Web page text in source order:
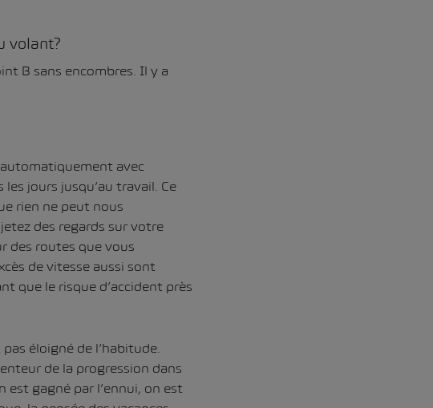
volant?
B sans encombres. Il y a
avec
jours jusqu’au travail. Ce
rien ne peut nous
des regards sur votre
des routes que vous
de vitesse aussi sont
que le risque d’accident près
éloigné de l’habitude.
de la progression dans
est gagné par l’ennui, on est